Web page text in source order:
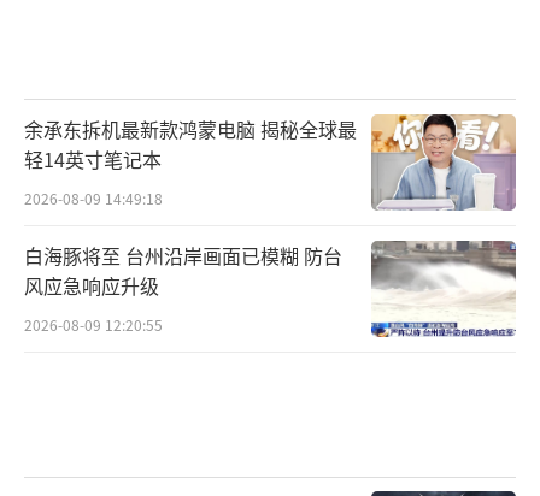
余承东拆机最新款鸿蒙电脑 揭秘全球最
轻14英寸笔记本
2026-08-09 14:49:18
白海豚将至 台州沿岸画面已模糊 防台
风应急响应升级
2026-08-09 12:20:55